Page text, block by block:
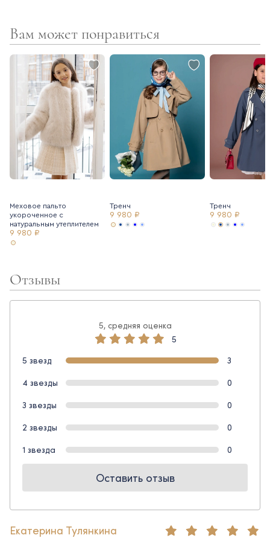
Вам может понравиться
Меховое пальто
укороченное с
натуральным утеплителем
9 980 ₽
Тренч
9 980 ₽
Тренч
9 980 ₽
Отзывы
5, средняя оценка
5
5 звезд
3
4 звезды
0
3 звезды
0
2 звезды
0
1 звезда
0
Оставить отзыв
Екатерина Тулянкина